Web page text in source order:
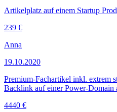
Artikelplatz auf einem Startup
239 €
Anna
19.10.2020
Premium-Fachartikel inkl. extrem
Backlink auf einer Power-Domain
4440 €